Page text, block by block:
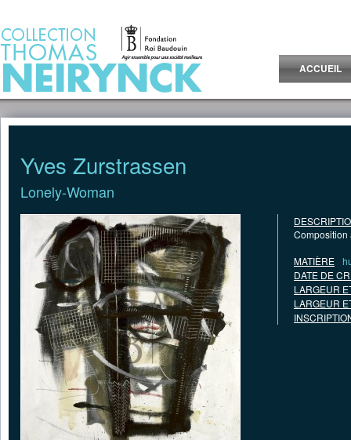
ACCUEIL
Yves Zurstrassen
Lonely-Woman
Composition
MATIÈRE
DATE DE
LARGEUR
LARGEUR